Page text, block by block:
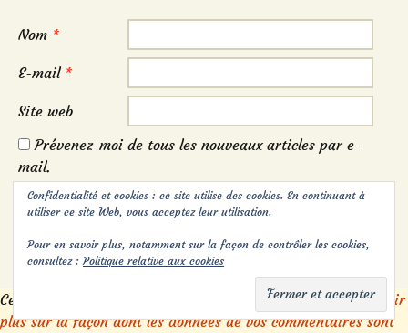
Nom *
E-mail *
Site web
Prévenez-moi de tous les nouveaux articles par e-
mail.
Ce site utilise Akismet pour réduire les indésirables.En savoir
plus sur la façon dont les données de vos commentaires sont
Confidentialité et cookies : ce site utilise des cookies. En continuant à
utiliser ce site Web, vous acceptez leur utilisation.
Pour en savoir plus, notamment sur la façon de contrôler les cookies,
consultez :Politique relative aux cookies